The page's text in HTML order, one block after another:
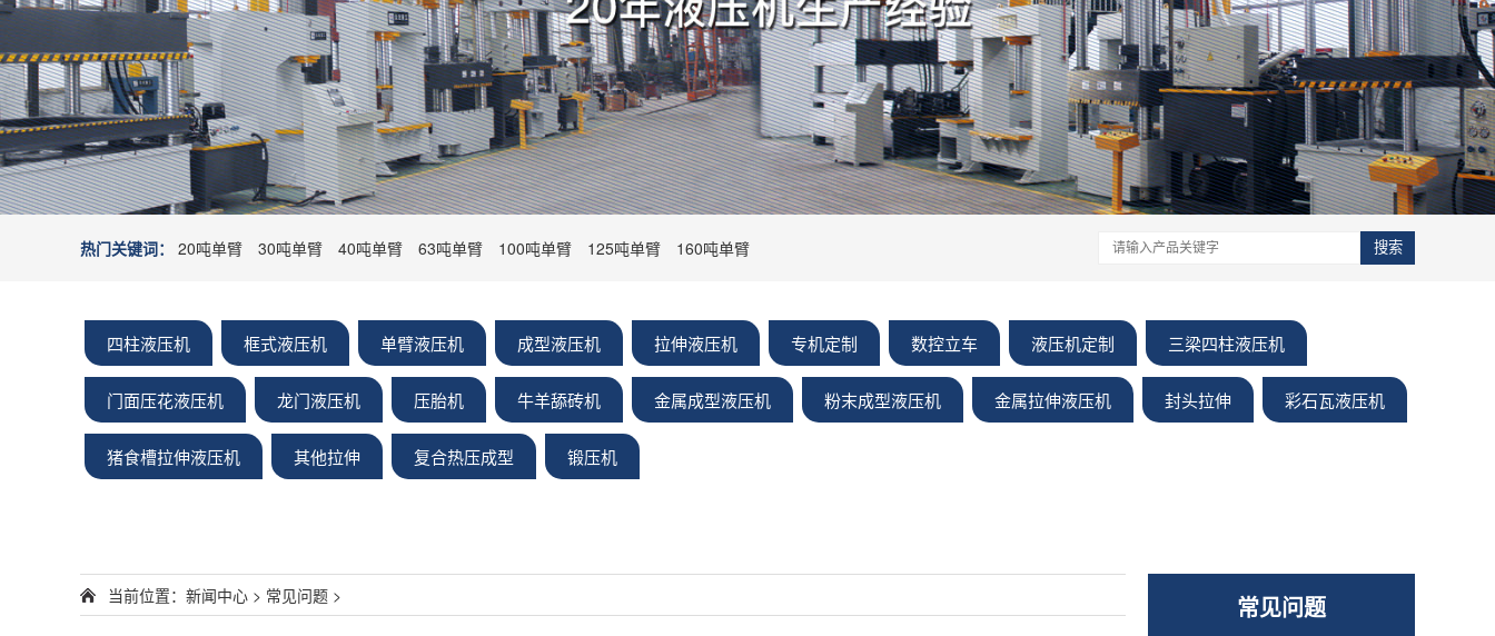
热门关键词： 20吨单臂 30吨单臂 40吨单臂 63吨单臂 100吨单臂 125吨单臂 160吨单臂 搜索
四柱液压机 框式液压机 单臂液压机 成型液压机 拉伸液压机 专机定制 数控立车 液压机定制 三梁四柱液压机
门面压花液压机 龙门液压机 压胎机 牛羊舔砖机 金属成型液压机 粉末成型液压机 金属拉伸液压机 封头拉伸 彩石瓦液压机
猪食槽拉伸液压机 其他拉伸 复合热压成型 锻压机
常见问题
当前位置： 新闻中心 > 常见问题 >